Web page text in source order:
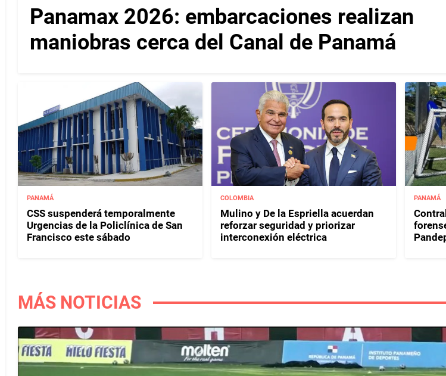
Panamax 2026: embarcaciones realizan
maniobras cerca del Canal de Panamá
PANAMÁ
CSS suspenderá temporalmente
Urgencias de la Policlínica de San
Francisco este sábado
COLOMBIA
Mulino y De la Espriella acuerdan
reforzar seguridad y priorizar
interconexión eléctrica
PANAMÁ
MÁS NOTICIAS